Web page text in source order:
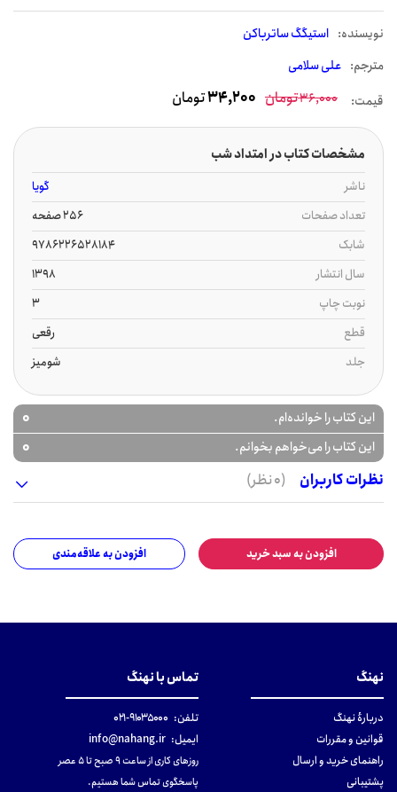
نويسنده: استیگگ ساترباکن
مترجم: علی سلامی
قیمت: 36,000تومان 34,200تومان
مشخصات کتاب در امتداد شب
ناشر
گویا
تعداد صفحات
256 صفحه
شابک
9786226528184
سال انتشار
1398
نوبت چاپ
3
قطع
رقعی
جلد
شومیز
این کتاب را خوانده‌ام. 0
این کتاب را می‌خواهم بخوانم.
0
نظرات کاربران
(0 نظر)
افزودن به سبد خرید افزودن به علاقه‌مندی
نهنگ
دربارهٔ نهنگ
قوانین و مقررات
راهنمای خرید و ارسال
پشتیبانی
تماس با نهنگ
تلفن: ۹۱۰۳۵۰۰۰-۰۲۱
ایمیل: info@nahang.ir
روزهای کاری از ساعت ۹ صبح تا ۵ عصر
پاسخگوی تماس شما هستیم.